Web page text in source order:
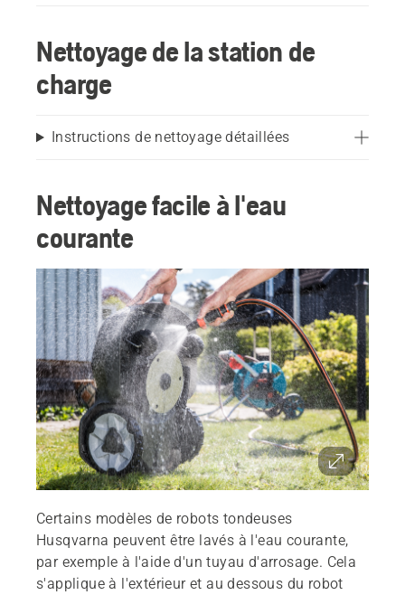
Nettoyage de la station de
charge
Instructions de nettoyage détaillées
Nettoyage facile à l'eau
courante
Certains modèles de robots tondeuses
Husqvarna peuvent être lavés à l'eau courante,
par exemple à l'aide d'un tuyau d'arrosage. Cela
s'applique à l'extérieur et au dessous du robot